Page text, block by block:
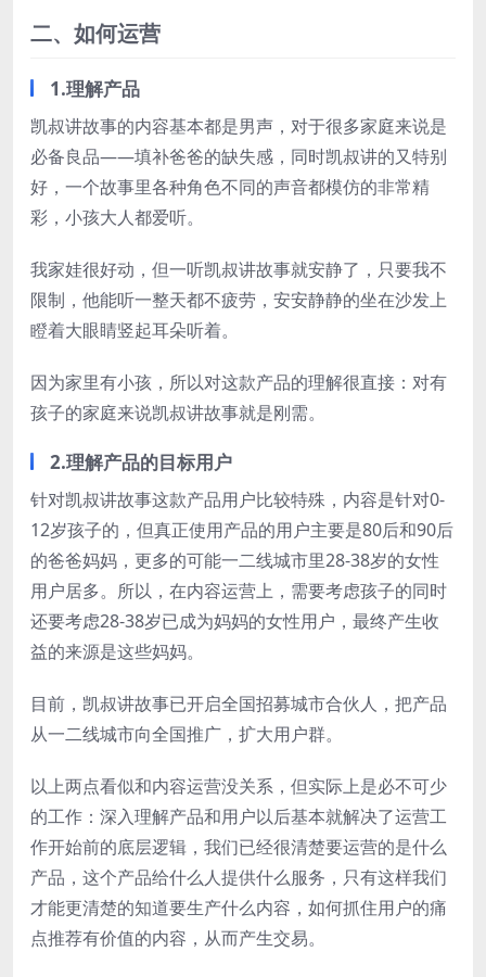
二、如何运营
1.理解产品
凯叔讲故事的内容基本都是男声，对于很多家庭来说是
必备良品——填补爸爸的缺失感，同时凯叔讲的又特别
好，一个故事里各种角色不同的声音都模仿的非常精
彩，小孩大人都爱听。
我家娃很好动，但一听凯叔讲故事就安静了，只要我不
限制，他能听一整天都不疲劳，安安静静的坐在沙发上
瞪着大眼睛竖起耳朵听着。
因为家里有小孩，所以对这款产品的理解很直接：对有
孩子的家庭来说凯叔讲故事就是刚需。
2.理解产品的目标用户
针对凯叔讲故事这款产品用户比较特殊，内容是针对0-
12岁孩子的，但真正使用产品的用户主要是80后和90后
的爸爸妈妈，更多的可能一二线城市里28-38岁的女性
用户居多。所以，在内容运营上，需要考虑孩子的同时
还要考虑28-38岁已成为妈妈的女性用户，最终产生收
益的来源是这些妈妈。
目前，凯叔讲故事已开启全国招募城市合伙人，把产品
从一二线城市向全国推广，扩大用户群。
以上两点看似和内容运营没关系，但实际上是必不可少
的工作：深入理解产品和用户以后基本就解决了运营工
作开始前的底层逻辑，我们已经很清楚要运营的是什么
产品，这个产品给什么人提供什么服务，只有这样我们
才能更清楚的知道要生产什么内容，如何抓住用户的痛
点推荐有价值的内容，从而产生交易。